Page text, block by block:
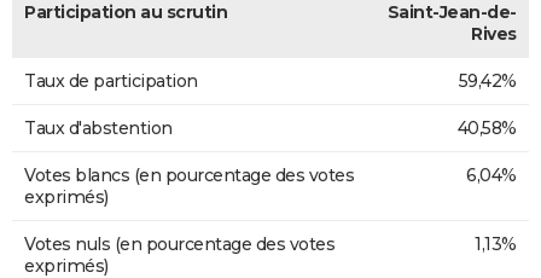
Bricolage
Television
Participation au scrutin
Saint-Jean-de-
Rives
Taux de participation 59,42%
Taux d'abstention 40,58%
Votes blancs (en pourcentage des votes
exprimés)
6,04%
Votes nuls (en pourcentage des votes
exprimés)
1,13%